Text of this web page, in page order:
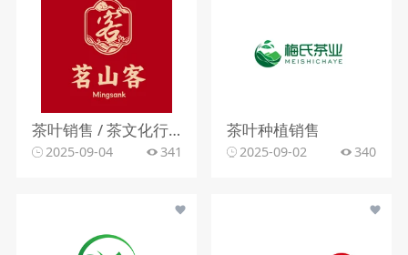
茶叶销售 / 茶文化行业
2025-09-04 341
茶叶种植销售
2025-09-02 340